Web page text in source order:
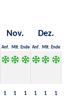
Nov. Dez.
Anf. Mit. Ende Anf. Mit. Ende
1 1 1 1 1 1